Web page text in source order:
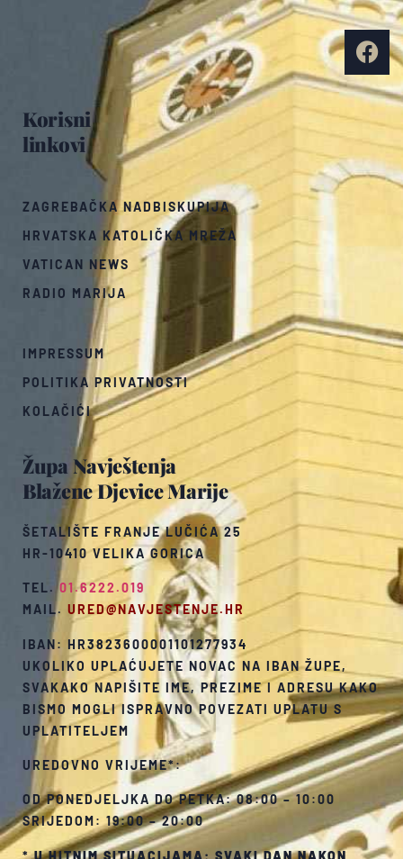
Župa Navještenja
Blažene Djevice Marije
ŠETALIŠTE FRANJE LUČIĆA 25
HR-10410 VELIKA GORICA
TEL.01.6222.019
MAIL. URED@NAVJESTENJE.HR
IBAN: HR3823600001101277934
UKOLIKO UPLAĆUJETE NOVAC NA IBAN ŽUPE,
SVAKAKO NAPIŠITE IME, PREZIME I ADRESU KAKO
BISMO MOGLI ISPRAVNO POVEZATI UPLATU S
UPLATITELJEM
UREDOVNO VRIJEME*:
OD PONEDJELJKA DO PETKA: 08:00 – 10:00
SRIJEDOM: 19:00 – 20:00
*U HITNIM SITUACIJAMA: SVAKI DAN NAKON
Korisni
linkovi
ZAGREBAČKA NADBISKUPIJA
HRVATSKA KATOLIČKA MREŽA
VATICAN NEWS
RADIO MARIJA
IMPRESSUM
POLITIKA PRIVATNOSTI
KOLAČIĆI